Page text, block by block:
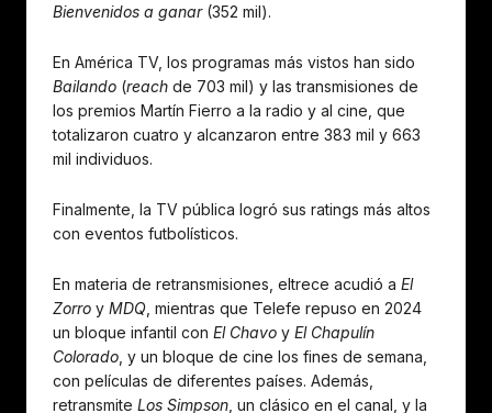
Bienvenidos a ganar(352 mil).
En América TV, los programas más vistos han sido
Bailando (reach de 703 mil) y las transmisiones de
los premios Martín Fierro a la radio y al cine, que
totalizaron cuatro y alcanzaron entre 383 mil y 663
mil individuos.
Finalmente, la TV pública logró sus ratings más altos
con eventos futbolísticos.
En materia de retransmisiones, eltrece acudió a El
Zorro y MDQ , mientras que Telefe repuso en 2024
un bloque infantil con El Chavo y El Chapulín
Colorado , y un bloque de cine los fines de semana,
con películas de diferentes países. Además,
retransmite Los Simpson , un clásico en el canal, y la